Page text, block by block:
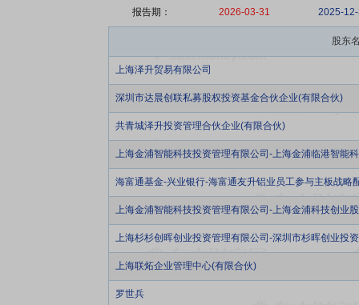
报告期： 2026-03-31 2025-
股东
上海泽升贸易有限公司
深圳市达晨创联私募股权投资基金合伙企业(有限合伙)
共青城泽升投资管理合伙企业(有限合伙)
上海金浦智能科技投资管理有限公司-上海金浦临港智能
海富通基金-兴业银行-海富通友升铝业员工参与主板战略
上海金浦智能科技投资管理有限公司-上海金浦科技创业
上海杉杉创晖创业投资管理有限公司-深圳市杉晖创业投
上海联炻企业管理中心(有限合伙)
罗世兵